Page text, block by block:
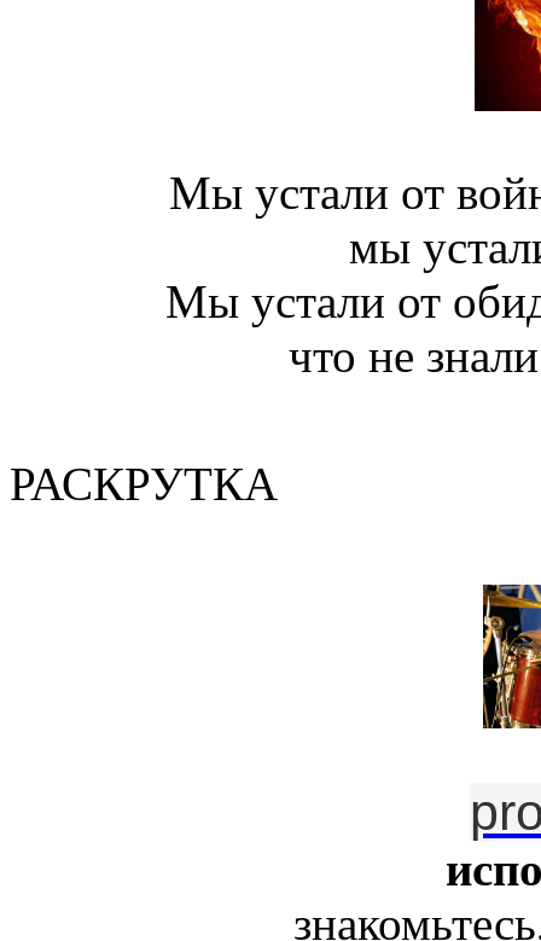
Мы устали от
мы
Мы устали от
что не
РАСКРУТКА